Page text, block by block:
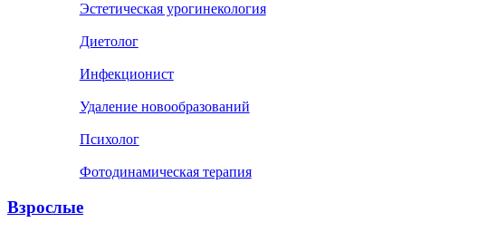
Эстетическая урогинекология
Диетолог
Инфекционист
Удаление новообразований
Психолог
Фотодинамическая терапия
Взрослые